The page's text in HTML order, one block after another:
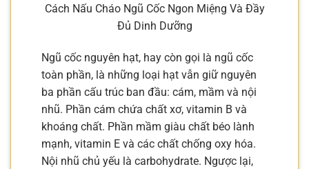
Cách Nấu Cháo Ngũ Cốc Ngon Miệng Và Đầy
Đủ Dinh Dưỡng
Ngũ cốc nguyên hạt, hay còn gọi là ngũ cốc
toàn phần, là những loại hạt vẫn giữ nguyên
ba phần cấu trúc ban đầu: cám, mầm và nội
nhũ. Phần cám chứa chất xơ, vitamin B và
khoáng chất. Phần mầm giàu chất béo lành
mạnh, vitamin E và các chất chống oxy hóa.
Nội nhũ chủ yếu là carbohydrate. Ngược lại,